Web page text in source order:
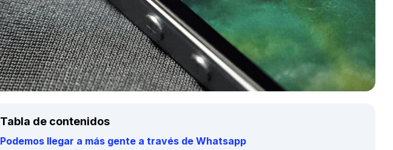
Tabla de contenidos
Podemos llegar a más gente a través de Whatsapp